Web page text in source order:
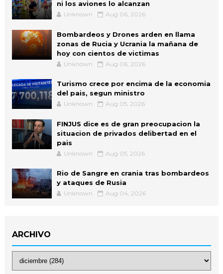
ni los aviones lo alcanzan
Unknown Aug 06, 2026
Bombardeos y Drones arden en llama
zonas de Rucia y Ucrania la mañana de
hoy con cientos de victimas
Unknown Aug 06, 2026
Turismo crece por encima de la economia
del pais, segun ministro
Unknown Aug 05, 2026
FINJUS dice es de gran preocupacion la
situacion de privados delibertad en el
pais
Unknown Aug 05, 2026
Rio de Sangre en crania tras bombardeos
y ataques de Rusia
Unknown Aug 04, 2026
ARCHIVO